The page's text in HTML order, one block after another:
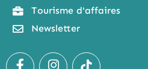
Tourisme d'affaires
Newsletter